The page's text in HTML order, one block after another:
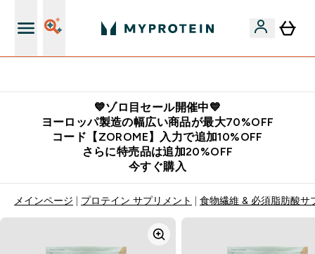
💙ゾロ目セール開催中💙
ヨーロッパ製造の幅広い商品が最大70%OFF
コード【ZOROME】入力で追加10%OFF
さらに特売品は追加20%OFF
今すぐ購入
メインページ プロテイン サプリメント 食物繊維 & 必須脂肪酸サ